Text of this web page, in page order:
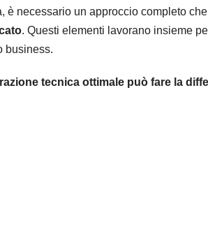
è necessario un approccio completo
. Questi elementi lavorano insieme
business.
tecnica ottimale può fare la